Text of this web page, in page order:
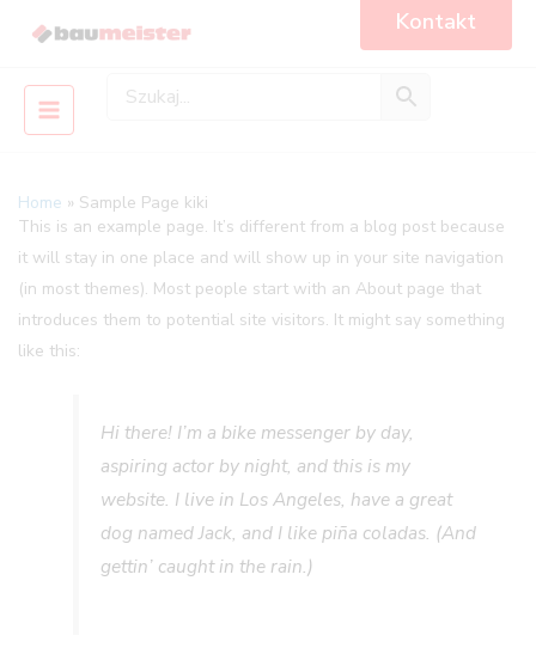
Kontakt
Main
Home
Sample Page kiki
This is an example page. It’s different from a blog post because
it will stay in one place and will show up in your site navigation
(in most themes). Most people start with an About page that
introduces them to potential site visitors. It might say something
like this:
Hi there! I’m a bike messenger by day,
aspiring actor by night, and this is my
website. I live in Los Angeles, have a great
dog named Jack, and I like piña coladas. (And
gettin’ caught in the rain.)